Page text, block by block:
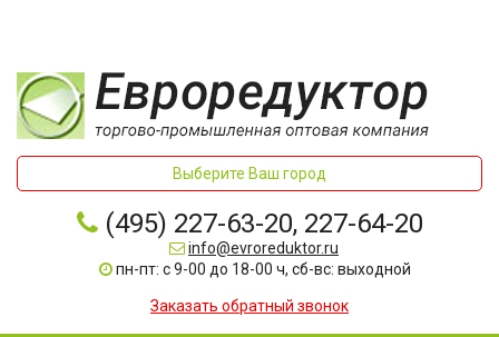
Выберите Ваш город
(495) 227-63-20, 227-64-20
info@evroreduktor.ru
пн-пт: с 9-00 до 18-00 ч, сб-вс: выходной
Заказать обратный звонок